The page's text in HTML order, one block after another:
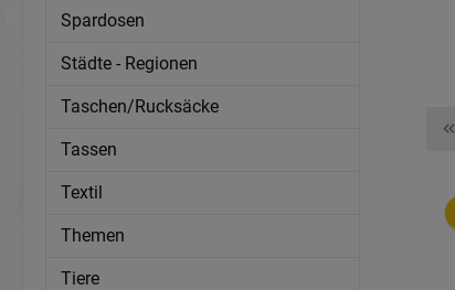
Spardosen
Städte - Regionen
Taschen/Rucksäcke
Tassen
Textil
Themen
Tiere
Details